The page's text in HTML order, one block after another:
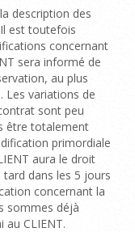
description des
est toutefois
concernant
sera informé de
au plus
Les variations de
sont peu
être totalement
primordiale
aura le droit
dans les 5 jours
concernant la
sommes déjà
au CLIENT.